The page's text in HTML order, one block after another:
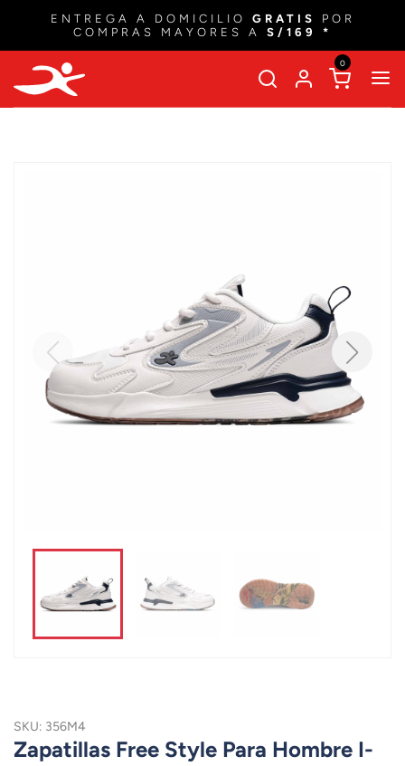
ENTREGA A DOMICILIO GRATIS
POR
COMPRAS MAYORES A S/169 *
0
SKU: 356M4
Zapatillas Free Style Para Hombre I-